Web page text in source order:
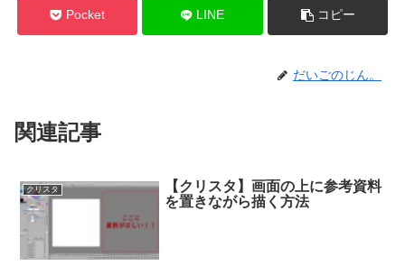
Pocket LINE コピー
だいごのじん。
関連記事
クリスタ
【クリスタ】画面の上に参考資料
を置きながら描く方法